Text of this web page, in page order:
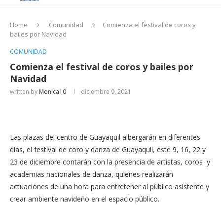
Home Comunidad
Comienza el festival de coros y
bailes por Navidad
COMUNIDAD
Comienza el festival de coros y bailes por
Navidad
written by Monica10 diciembre 9, 2021
Las plazas del centro de Guayaquil albergarán en diferentes
días, el festival de coro y danza de Guayaquil, este 9, 16, 22 y
23 de diciembre contarán con la presencia de artistas, coros y
academias nacionales de danza, quienes realizarán
actuaciones de una hora para entretener al público asistente y
crear ambiente navideño en el espacio público.